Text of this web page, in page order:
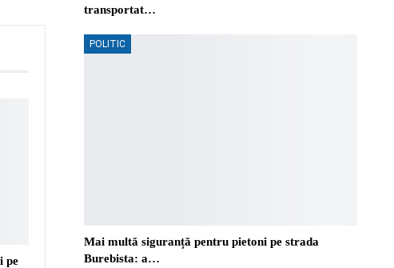
pe
transportat…
POLITIC
Mai multă siguranță pentru pietoni pe strada
Burebista: a…